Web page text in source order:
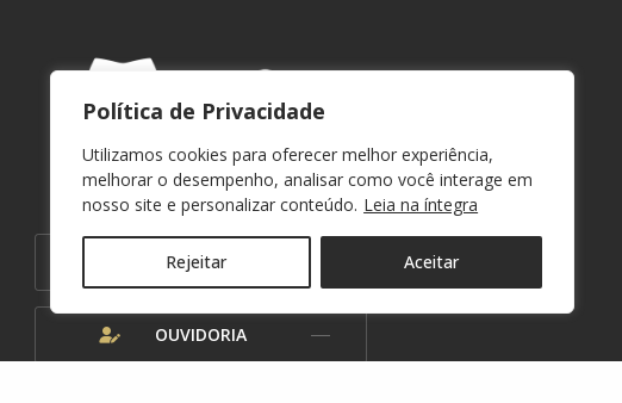
Política de Privacidade
Utilizamos cookies para oferecer melhor experiência,
melhorar o desempenho, analisar como você interage em
nosso site e personalizar conteúdo. Leia na íntegra
Rejeitar Aceitar
WEBMAIL
OUVIDORIA